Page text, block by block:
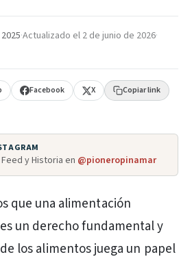
·Actualizado el 2 de junio de 2026·
Facebook X Copiar link
y Historia en @pioneropinamar
que una alimentación
un derecho fundamental y
los alimentos juega un papel